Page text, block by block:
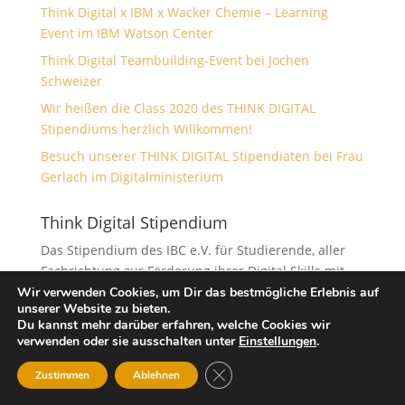
Think Digital x IBM x Wacker Chemie – Learning
Event im IBM Watson Center
Think Digital Teambuilding-Event bei Jochen
Schweizer
Wir heißen die Class 2020 des THINK DIGITAL
Stipendiums herzlich Willkommen!
Besuch unserer THINK DIGITAL Stipendiaten bei Frau
Gerlach im Digitalministerium
Think Digital Stipendium
Das Stipendium des IBC e.V. für Studierende, aller
Fachrichtung zur Förderung ihrer Digital Skills mit
der Unterstützung von Top-Partnern.
Wir verwenden Cookies, um Dir das bestmögliche Erlebnis auf
unserer Website zu bieten.
Du kannst mehr darüber erfahren, welche Cookies wir
verwenden oder sie ausschalten unter Einstellungen.
Zustimmen Ablehnen GDPR Cookie-Banner schließen